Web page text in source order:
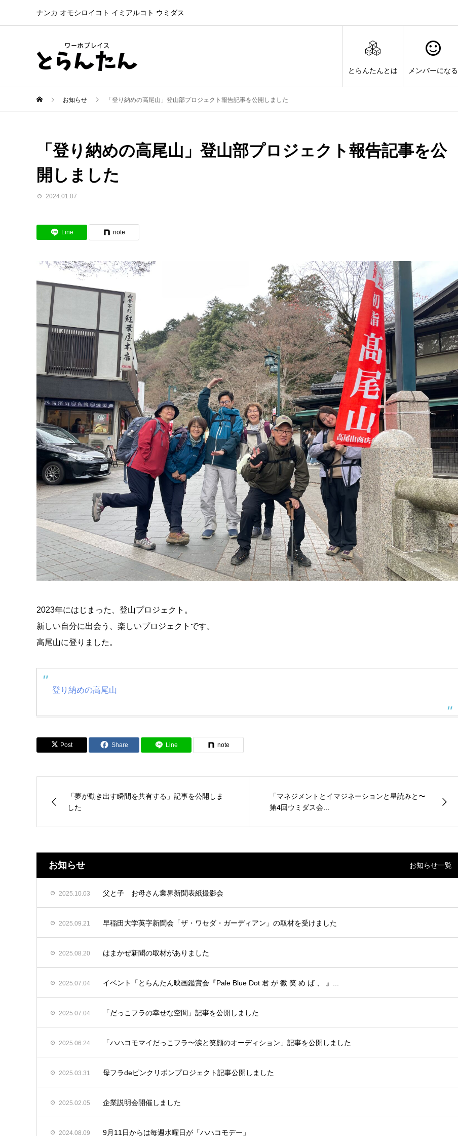
ナンカ オモシロイコト イミアルコト ウミダス
とらんたんとは メンバーになる
お知らせ 「登り納めの高尾山」登山部プロジェクト報告記事を公開しました
「登り納めの高尾山」登山部プロジェクト報告記事を公
開しました
2024.01.07
Line note
2023年にはじまった、登山プロジェクト。
新しい自分に出会う、楽しいプロジェクトです。
高尾山に登りました。
登り納めの高尾山
Post Share Line note
「夢が動き出す瞬間を共有する」記事を公開しま
した
「マネジメントとイマジネーションと星読みと〜
第4回ウミダス会...
お知らせ お知らせ一覧
2025.10.03 父と子 お母さん業界新聞表紙撮影会
2025.09.21 早稲田大学英字新聞会「ザ・ワセダ・ガーディアン」の取材を受けました
2025.08.20 はまかぜ新聞の取材がありました
2025.07.04 イベント「とらんたん映画鑑賞会『Pale Blue Dot 君 が 微 笑 め ば 、 』...
2025.07.04 「だっこフラの幸せな空間」記事を公開しました
2025.06.24 「ハハコモマイだっこフラ〜涙と笑顔のオーディション」記事を公開しました
2025.03.31 母フラdeピンクリボンプロジェクト記事公開しました
2025.02.05 企業説明会開催しました
2024.08.09 9月11日からは毎週水曜日が「ハハコモデー」